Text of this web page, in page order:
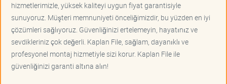
hizmetlerimizle, yüksek kaliteyi uygun fiyat garantisiyle
sunuyoruz. Müşteri memnuniyeti önceliğimizdir, bu yüzden en iyi
çözümleri sağlıyoruz. Güvenliğinizi ertelemeyin, hayatınız ve
sevdikleriniz çok değerli. Kaplan File, sağlam, dayanıklı ve
profesyonel montaj hizmetiyle sizi korur. Kaplan File ile
güvenliğinizi garanti altına alın!